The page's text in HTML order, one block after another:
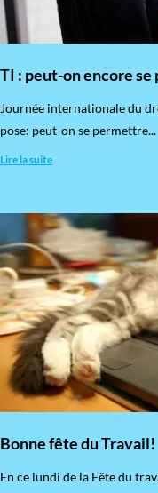
TI : peut-on encore se
​Journée internationale du
pose: peut-on se permettre...
Lire la suite
Bonne fête du Travail!
En ce lundi de la Fête du